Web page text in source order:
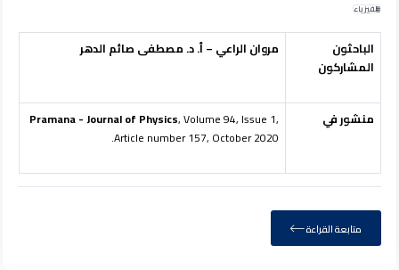
الفيزياء
الباحثون
المشاركون
مروان الراعي – أ. د. مصطفى صائم الدهر
منشور في Pramana - Journal of Physics, Volume 94, Issue 1,
Article number 157, October 2020.
متابعة القراءة